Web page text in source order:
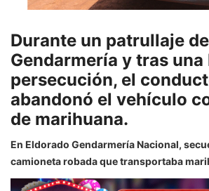
Durante un patrullaje de
Gendarmería y tras una
persecución, el
abandonó el vehículo
de marihuana.
En Eldorado Gendarmería Nacional,
camioneta robada que transportaba